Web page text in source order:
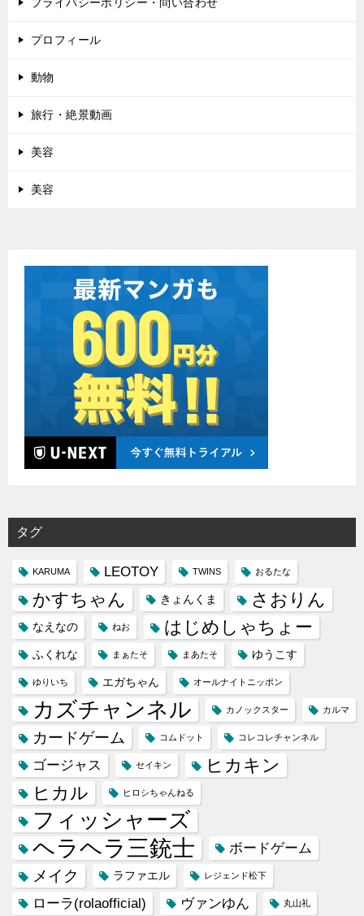
プロフィール
動物
旅行・絶景動画
美容
美容
タグ
KARUMA LEOTOY TWINS おるたな
かすちゃん きょんくま さおりん
なえなの ねお はじめしゃちょー
ふくれな まぁたそ まあたそ ゆうこす
ゆりいち エガちゃん オールナイトニッポン
カズチャンネル カノックスター カルマ
カードゲーム コムドット コレコレチャンネル
ゴージャス セイキン
ヒカキン
ヒカル
ヒロシちゃんねる
フィッシャーズ
ヘラヘラ三銃士 ボードゲーム
メイク ラファエル レジェンド松下
ローラ(rolaofficial) ヴァンゆん 丸山礼